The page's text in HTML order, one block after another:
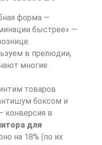
форма —
быстрее» —
в прелюдии,
многие
товаров
боксом и
конверсия в
для
на 18% (по их